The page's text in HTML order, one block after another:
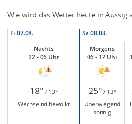
Wie wird das Wetter heute in Aussig
Fr07.08. Sa 08.08.
Nachts
22 - 06 Uhr
Morgens
06 - 12 Uhr
18° / 13° 25° / 13°
Wechselnd bewölkt
Überwiegend
sonnig